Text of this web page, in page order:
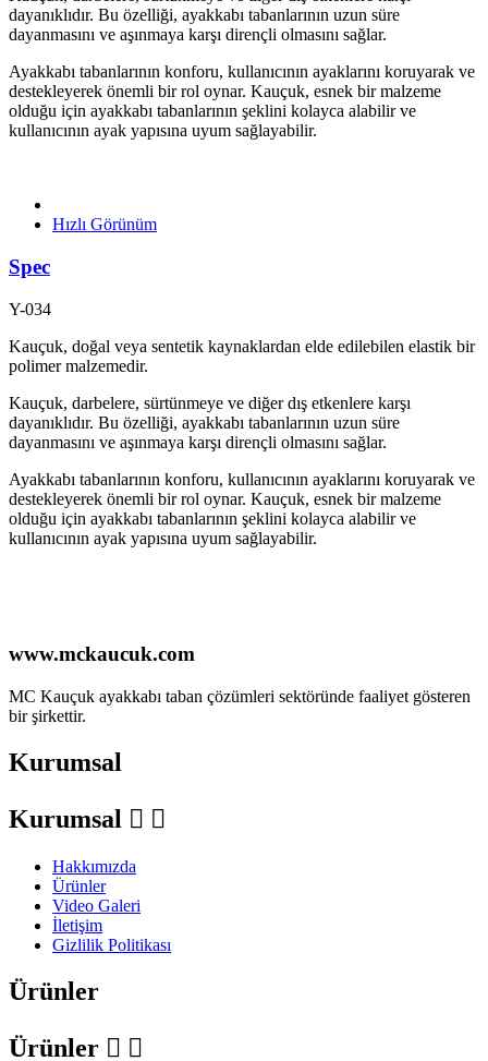
dayanıklıdır. Bu özelliği, ayakkabı tabanlarının uzun süre
dayanmasını ve aşınmaya karşı dirençli olmasını sağlar.
Ayakkabı tabanlarının konforu, kullanıcının ayaklarını koruyarak ve
destekleyerek önemli bir rol oynar. Kauçuk, esnek bir malzeme
olduğu için ayakkabı tabanlarının şeklini kolayca alabilir ve
kullanıcının ayak yapısına uyum sağlayabilir.
Hızlı Görünüm
Spec
Y-034
Kauçuk, doğal veya sentetik kaynaklardan elde edilebilen elastik bir
polimer malzemedir.
Kauçuk, darbelere, sürtünmeye ve diğer dış etkenlere karşı
dayanıklıdır. Bu özelliği, ayakkabı tabanlarının uzun süre
dayanmasını ve aşınmaya karşı dirençli olmasını sağlar.
Ayakkabı tabanlarının konforu, kullanıcının ayaklarını koruyarak ve
destekleyerek önemli bir rol oynar. Kauçuk, esnek bir malzeme
olduğu için ayakkabı tabanlarının şeklini kolayca alabilir ve
kullanıcının ayak yapısına uyum sağlayabilir.
www.mckaucuk.com
MC Kauçuk ayakkabı taban çözümleri sektöründe faaliyet gösteren
bir şirkettir.
Kurumsal
Kurumsal  
Hakkımızda
Ürünler
Video Galeri
İletişim
Gizlilik Politikası
Ürünler
Ürünler  